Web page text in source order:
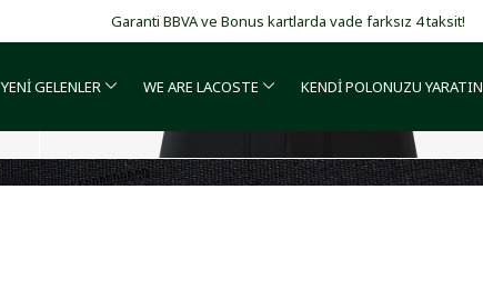
Garanti BBVA ve Bonus kartlarda vade farksız 4 taksit!
YENİ GELENLER WE ARE LACOSTE KENDİ POLONUZU YARATIN